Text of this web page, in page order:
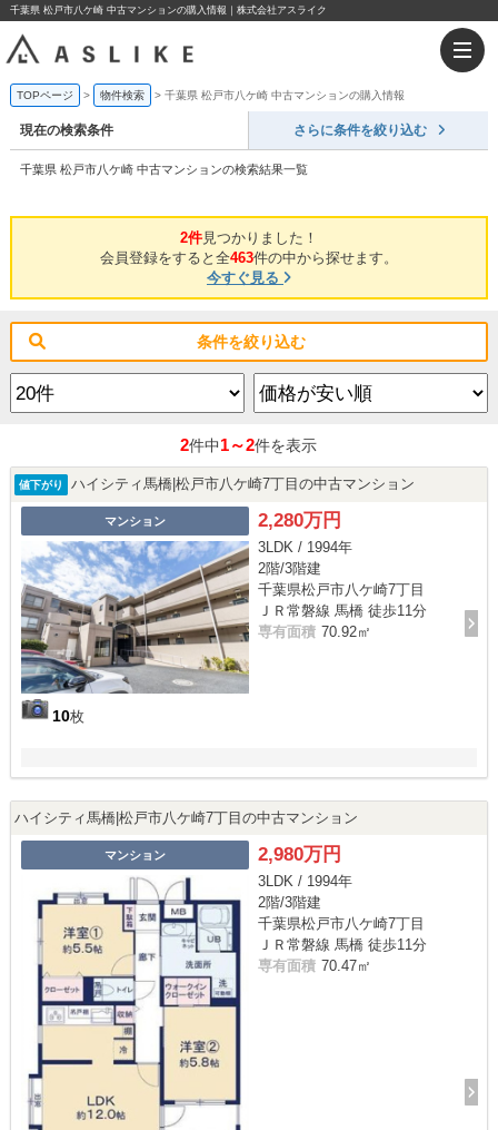
千葉県 松戸市八ケ崎 中古マンションの購入情報｜株式会社アスライク
TOPページ 物件検索 千葉県 松戸市八ケ崎 中古マンションの購入情報
現在の検索条件 さらに条件を絞り込む
千葉県 松戸市八ケ崎 中古マンションの検索結果一覧
2件見つかりました！
会員登録をすると全463件の中から探せます。
今すぐ見る
条件を絞り込む
2件中1～2件を表示
値下がり ハイシティ馬橋|松戸市八ケ崎7丁目の中古マンション
マンション
10枚
2,280万円
3LDK / 1994年
2階/3階建
千葉県松戸市八ケ崎7丁目
ＪＲ常磐線 馬橋 徒歩11分
専有面積 70.92㎡
ハイシティ馬橋|松戸市八ケ崎7丁目の中古マンション
マンション 2,980万円
3LDK / 1994年
2階/3階建
千葉県松戸市八ケ崎7丁目
ＪＲ常磐線 馬橋 徒歩11分
専有面積 70.47㎡